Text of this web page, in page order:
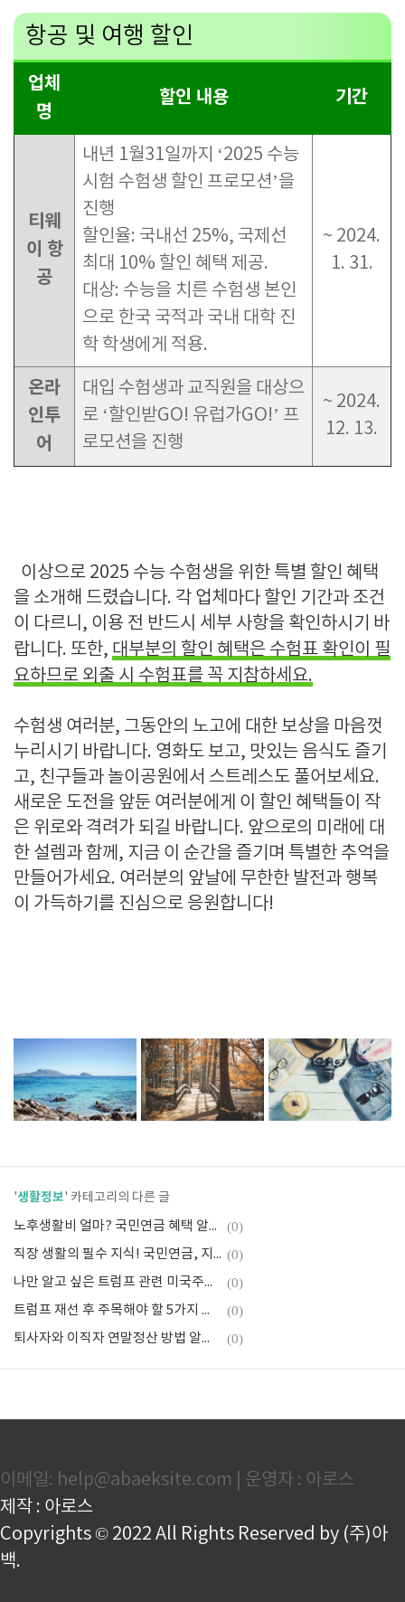
항공 및 여행 할인
업체
명
할인 내용 기간
티웨
이 항
공
내년 1월31일까지 ‘2025 수능
시험 수험생 할인 프로모션’을
진행
할인율: 국내선 25%, 국제선
최대 10% 할인 혜택 제공.
대상: 수능을 치른 수험생 본인
으로 한국 국적과 국내 대학 진
학 학생에게 적용.
~ 2024.
1. 31.
온라
인투
어
대입 수험생과 교직원을 대상으
로 ‘할인받GO! 유럽가GO!’ 프
로모션을 진행
~ 2024.
12. 13.
이상으로 2025 수능 수험생을 위한 특별 할인 혜택
을 소개해 드렸습니다. 각 업체마다 할인 기간과 조건
이 다르니 , 이용 전 반드시 세부 사항을 확인하시기 바
랍니다. 또한, 대부분의 할인 혜택은 수험표 확인이 필
요하므로 외출 시 수험표를 꼭 지참하세요.
수험생 여러분, 그동안의 노고에 대한 보상을 마음껏
누리시기 바랍니다. 영화도 보고, 맛있는 음식도 즐기
고, 친구들과 놀이공원에서 스트레스도 풀어보세요.
새로운 도전을 앞둔 여러분에게 이 할인 혜택들이 작
은 위로와 격려가 되길 바랍니다. 앞으로의 미래에 대
한 설렘과 함께 , 지금 이 순간을 즐기며 특별한 추억을
만들어가세요. 여러분의 앞날에 무한한 발전과 행복
이 가득하기를 진심으로 응원합니다!
'생활정보' 카테고리의 다른 글
노후생활비 얼마? 국민연금 혜택 알아보기 (0)
직장 생활의 필수 지식! 국민연금, 지금 바로 알아보기 (0)
나만 알고 싶은 트럼프 관련 미국주식: 에너지, 국방, 암호화폐 (0)
트럼프 재선 후 주목해야 할 5가지 투자 분야 수익 챙기기 (0)
퇴사자와 이직자 연말정산 방법 알아보기 (0)
이메일: help@abaeksite.com | 운영자 : 아로스
제작 : 아로스
Copyrights © 2022 All Rights Reserved by (주)아
백.